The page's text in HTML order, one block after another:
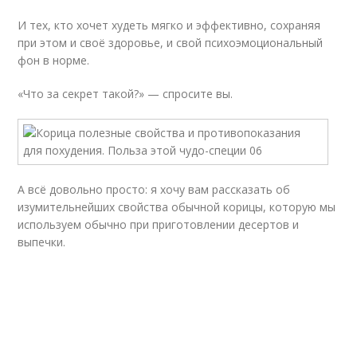
И тех, кто хочет худеть мягко и эффективно, сохраняя
при этом и своё здоровье, и свой психоэмоциональный
фон в норме.
«Что за секрет такой?» — спросите вы.
А всё довольно просто: я хочу вам рассказать об
изумительнейших свойства обычной корицы, которую мы
используем обычно при приготовлении десертов и
выпечки.